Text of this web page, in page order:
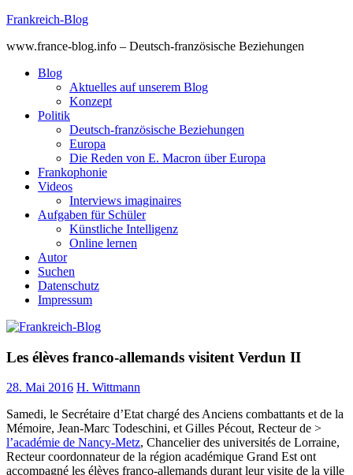
Skip
content
Frankreich-Blog
www.france-blog.info – Deutsch-französische Beziehungen
Blog
Aktuelles auf unserem Blog
Konzept
Politik
Deutsch-französische Beziehungen
Europa
Die Reden von E. Macron über Europa
Frankophonie
Videos
Interviews imaginaires
Aufgaben für Schüler
Künstliche Intelligenz
Online lernen
Autor
Suchen
Datenschutz
Impressum
Les élèves franco-allemands visitent Verdun II
28. Mai 2016 H. Wittmann
Samedi, le Secrétaire d’Etat chargé des Anciens combattants et de la
Mémoire, Jean-Marc Todeschini, et Gilles Pécout, Recteur de >
l’académie de Nancy-Metz, Chancelier des universités de Lorraine,
Recteur coordonnateur de la région académique Grand Est ont
accompagné les élèves franco-allemands durant leur visite de la ville